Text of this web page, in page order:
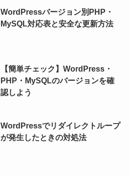
WordPressバージョン別PHP・
MySQL対応表と安全な更新方法
【簡単チェック】WordPress・
PHP・MySQLのバージョンを確
認しよう
WordPressでリダイレクトループ
が発生したときの対処法